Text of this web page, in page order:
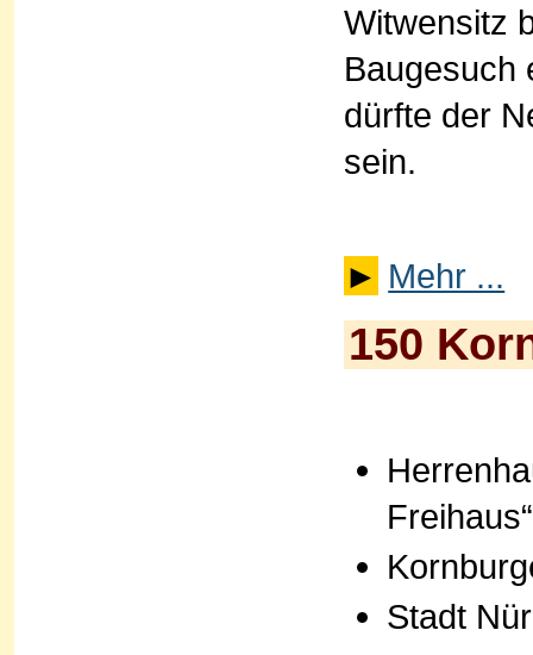
Witwensitz
Baugesuch
dürfte der
sein.
► Mehr ...
150
Freihaus“
Stadt